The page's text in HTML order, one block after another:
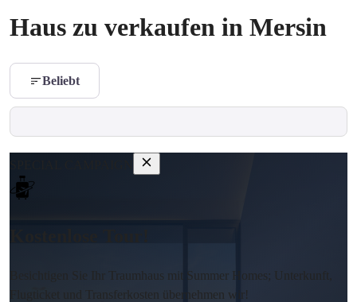
Haus zu verkaufen in Mersin
Beliebt
Besichtigen Sie Ihr Traumhaus mit Summer Homes; Unterkunft,
Flugticket und Transferkosten übernehmen wir!